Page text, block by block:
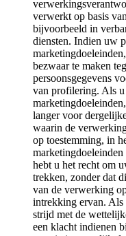
verwerkt op basis
bijvoorbeeld in
diensten. Indien uw
bezwaar te maken
persoonsgegevens
van profilering. Als
langer voor
waarin de
op toestemming, in
hebt u het recht om
trekken, zonder dat
van de verwerking
intrekking ervan. Als
strijd met de
een klacht indienen